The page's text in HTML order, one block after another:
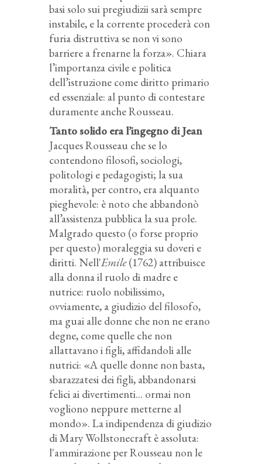
basi solo sui pregiudizii sarà sempre
instabile, e la corrente procederà con
furia distruttiva se non vi sono
barriere a frenarne la forza». Chiara
l’importanza civile e politica
dell’istruzione come diritto primario
ed essenziale: al punto di contestare
duramente anche Rousseau.
Tanto solido era l’ingegno di Jean
Jacques Rousseau che se lo
contendono filosofi, sociologi,
politologi e pedagogisti; la sua
moralità, per contro, era alquanto
pieghevole: è noto che abbandonò
all’assistenza pubblica la sua prole.
Malgrado questo (o forse proprio
per questo) moraleggia su doveri e
diritti. Nell'Emile(1762) attribuisce
alla donna il ruolo di madre e
nutrice: ruolo nobilissimo,
ovviamente, a giudizio del filosofo,
ma guai alle donne che non ne erano
degne, come quelle che non
allattavano i figli, affidandoli alle
nutrici: «A quelle donne non basta,
sbarazzatesi dei figli, abbandonarsi
felici ai divertimenti... ormai non
vogliono neppure metterne al
mondo». La indipendenza di giudizio
di Mary Wollstonecraft è assoluta:
l'ammirazione per Rousseau non le